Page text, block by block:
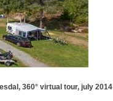
360° virtual tour, july 2014